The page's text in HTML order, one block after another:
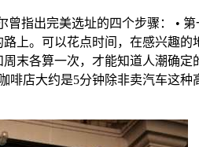
曾指出完美选址的四个步骤： •
上。可以花点时间，在感兴趣
周末各算一次，才能知道人潮确
啡店大约是5分钟除非卖汽车这